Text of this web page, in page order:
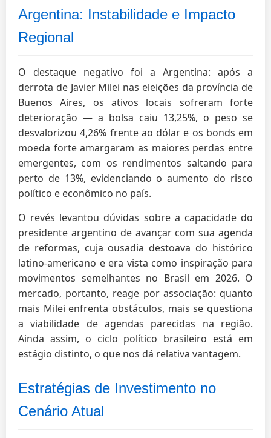
Argentina: Instabilidade e Impacto
Regional
O destaque negativo foi a Argentina: após a
derrota de Javier Milei nas eleições da província de
Buenos Aires, os ativos locais sofreram forte
deterioração — a bolsa caiu 13,25%, o peso se
desvalorizou 4,26% frente ao dólar e os bonds em
moeda forte amargaram as maiores perdas entre
emergentes, com os rendimentos saltando para
perto de 13%, evidenciando o aumento do risco
político e econômico no país.
O revés levantou dúvidas sobre a capacidade do
presidente argentino de avançar com sua agenda
de reformas, cuja ousadia destoava do histórico
latino-americano e era vista como inspiração para
movimentos semelhantes no Brasil em 2026. O
mercado, portanto, reage por associação: quanto
mais Milei enfrenta obstáculos, mais se questiona
a viabilidade de agendas parecidas na região.
Ainda assim, o ciclo político brasileiro está em
estágio distinto, o que nos dá relativa vantagem.
Estratégias de Investimento no
Cenário Atual